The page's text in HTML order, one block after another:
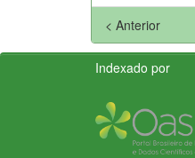
< Anterior
Indexado por